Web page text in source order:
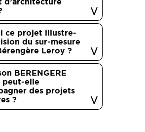
ce projet illustre-
du sur-mesure
Leroy ?
BERENGERE
peut-elle
des projets
?